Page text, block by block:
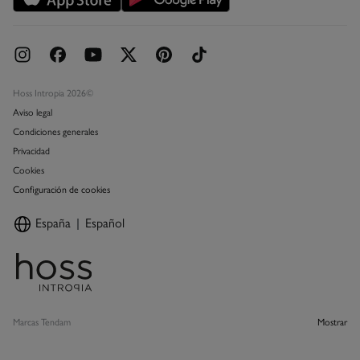
Hoss Intropia 2026©
Aviso legal
Condiciones generales
Privacidad
Cookies
Configuración de cookies
España Español
Marcas Tendam Mostrar